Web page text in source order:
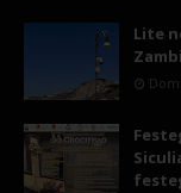
Lite